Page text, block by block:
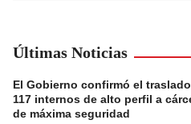
Últimas Noticias
El Gobierno confirmó el
117 internos de alto perfil a
de máxima seguridad